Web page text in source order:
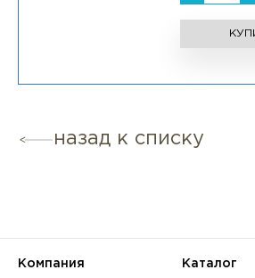
назад к списку
Компания Каталог